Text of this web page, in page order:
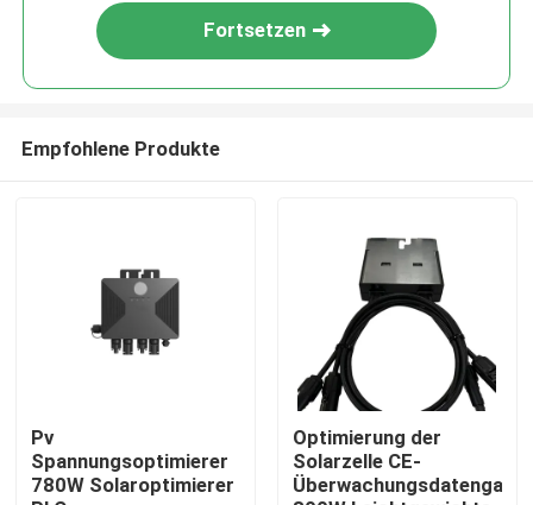
Fortsetzen
Empfohlene Produkte
Pv
Spannungsoptimierer
780W Solaroptimierer
Optimierung der
Solarzelle CE-